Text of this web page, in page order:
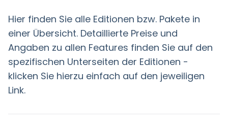
Hier finden Sie alle Editionen bzw. Pakete in
einer Übersicht. Detaillierte Preise und
Angaben zu allen Features finden Sie auf den
spezifischen Unterseiten der Editionen -
klicken Sie hierzu einfach auf den jeweiligen
Link.